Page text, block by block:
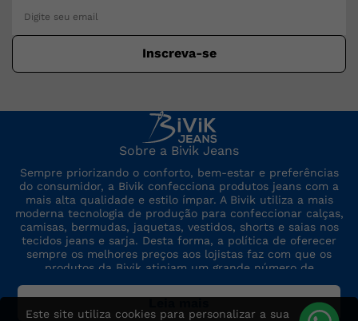
Este site utiliza cookies para personalizar a sua
Inscreva-se
Sobre a Bivik Jeans
Sempre priorizando o conforto, bem-estar e preferências
do consumidor, a Bivik confecciona produtos jeans com a
mais alta qualidade e estilo ímpar. A Bivik utiliza a mais
moderna tecnologia de produção para confeccionar calças,
camisas, bermudas, jaquetas, vestidos, shorts e saias nos
tecidos jeans e sarja. Desta forma, a política de oferecer
sempre os melhores preços aos lojistas faz com que os
produtos da Bivik atinjam um grande número de
tendências de moda, para oferecer produtos de preço,
qualidade e modelo altamente competitivos.